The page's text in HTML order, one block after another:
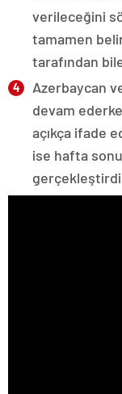
verileceğini
tamamen
tarafından
Azerbaycan
devam
açıkça ifade
ise hafta
gerçekleştirdi.